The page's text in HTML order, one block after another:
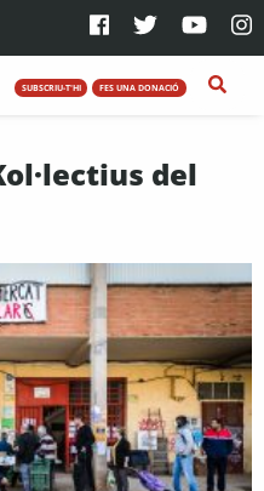
SUBSCRIU-T'HI FES UNA DONACIÓ
del